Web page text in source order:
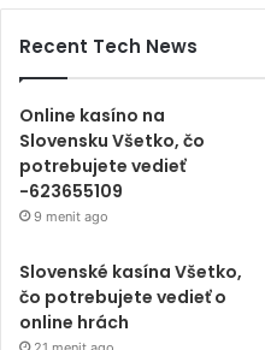
Recent Tech News
Online kasíno na
Slovensku Všetko, čo
potrebujete vedieť
-623655109
9 menit ago
Slovenské kasína Všetko,
čo potrebujete vedieť o
online hrách